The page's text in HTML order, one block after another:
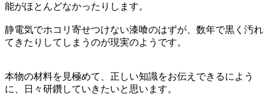
能がほとんどなかったりします。
静電気でホコリ寄せつけない漆喰のはずが、数年で黒く汚れ
てきたりしてしまうのが現実のようです。
本物の材料を見極めて、正しい知識をお伝えできるによう
に、日々研鑽していきたいと思います。